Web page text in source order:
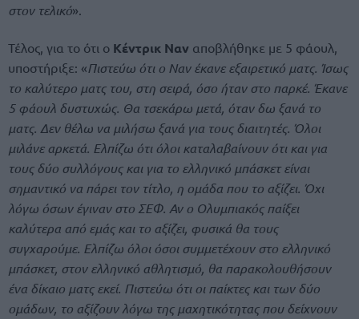
στον τελικό».
Τέλος, για το ότι ο Κέντρικ Ναν αποβλήθηκε με 5 φάουλ,
υποστήριξε: «Πιστεύω ότι ο Ναν έκανε εξαιρετικό ματς. Ίσως
το καλύτερο ματς του, στη σειρά, όσο ήταν στο παρκέ. Έκανε
5 φάουλ δυστυχώς. Θα τσεκάρω μετά, όταν δω ξανά το
ματς. Δεν θέλω να μιλήσω ξανά για τους διαιτητές. Όλοι
μιλάνε αρκετά. Ελπίζω ότι όλοι καταλαβαίνουν ότι και για
τους δύο συλλόγους και για το ελληνικό μπάσκετ είναι
σημαντικό να πάρει τον τίτλο, η ομάδα που το αξίζει. Όχι
λόγω όσων έγιναν στο ΣΕΦ. Αν ο Ολυμπιακός παίξει
καλύτερα από εμάς και το αξίζει, φυσικά θα τους
συγχαρούμε. Ελπίζω όλοι όσοι συμμετέχουν στο ελληνικό
μπάσκετ, στον ελληνικό αθλητισμό, θα παρακολουθήσουν
ένα δίκαιο ματς εκεί. Πιστεύω ότι οι παίκτες και των δύο
ομάδων, το αξίζουν λόγω της μαχητικότητας που δείχνουν